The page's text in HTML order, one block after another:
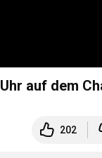
Uhr auf dem
202